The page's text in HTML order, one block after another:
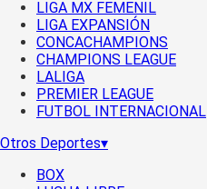
LIGA MX FEMENIL
LIGA EXPANSIÓN
CONCACHAMPIONS
CHAMPIONS LEAGUE
LALIGA
PREMIER LEAGUE
FUTBOL INTERNACIONAL
Otros Deportes▾
BOX